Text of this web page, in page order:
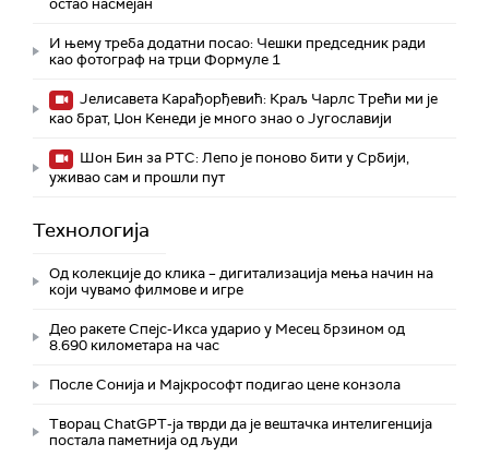
остао насмејан
И њему треба додатни посао: Чешки председник ради
као фотограф на трци Формуле 1
Јелисавета Карађорђевић: Краљ Чарлс Трећи ми је
као брат, Џон Кенеди је много знао о Југославији
Шон Бин за РТС: Лепо је поново бити у Србији,
уживао сам и прошли пут
Технологијa
Од колекције до клика – дигитализација мења начин на
који чувамо филмове и игре
Део ракете Спејс-Икса ударио у Месец брзином од
8.690 километара на час
После Сонија и Мајкрософт подигао цене конзола
Творац ChatGPT-ја тврди да је вештачка интелигенција
постала паметнија од људи